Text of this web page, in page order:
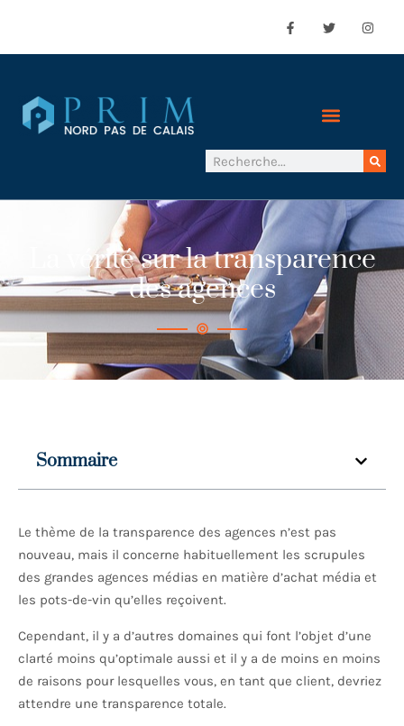
La vérité sur la transparence
des agences
Sommaire
Le thème de la transparence des agences n’est pas
nouveau, mais il concerne habituellement les scrupules
des grandes agences médias en matière d’achat média et
les pots-de-vin qu’elles reçoivent.
Cependant, il y a d’autres domaines qui font l’objet d’une
clarté moins qu’optimale aussi et il y a de moins en moins
de raisons pour lesquelles vous, en tant que client, devriez
attendre une transparence totale.